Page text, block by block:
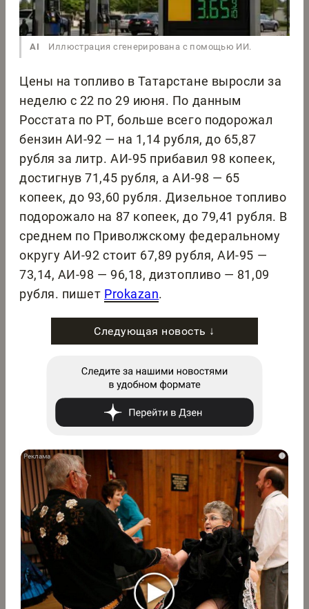
AI Иллюстрация сгенерирована с помощью ИИ.
Цены на топливо в Татарстане выросли за
неделю с 22 по 29 июня. По данным
Росстата по РТ, больше всего подорожал
бензин АИ-92 — на 1,14 рубля, до 65,87
рубля за литр. АИ-95 прибавил 98 копеек,
достигнув 71,45 рубля, а АИ-98 — 65
копеек, до 93,60 рубля. Дизельное топливо
подорожало на 87 копеек, до 79,41 рубля. В
среднем по Приволжскому федеральному
округу АИ-92 стоит 67,89 рубля, АИ-95 —
73,14, АИ-98 — 96,18, дизтопливо — 81,09
рубля. пишет Prokazan.
Следующая новость ↓
i